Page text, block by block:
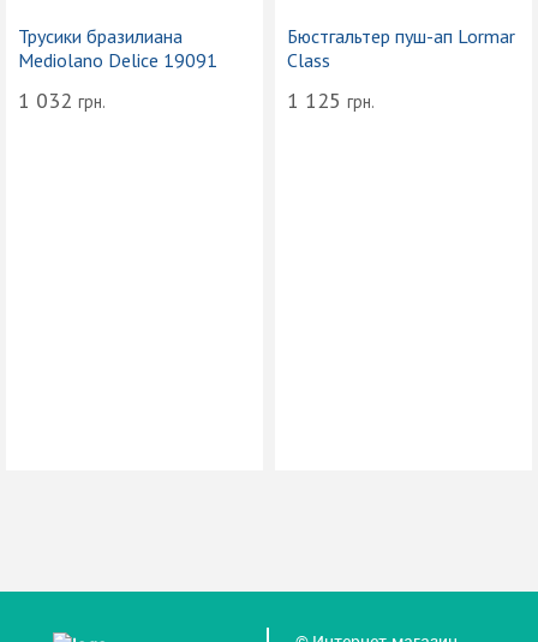
Трусики бразилиана
Mediolano Delice 19091
1 032 грн.
Бюстгальтер пуш-ап Lormar
Class
1 125 грн.